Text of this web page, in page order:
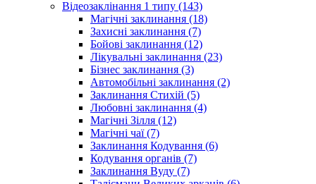
Відеозаклінання 1 типу (143)
Магічні заклинання (18)
Захисні заклинання (7)
Бойові заклинання (12)
Лікувальні заклинання (23)
Бізнес заклинання (3)
Автомобільні заклинання (2)
Заклинання Стихій (5)
Любовні заклинання (4)
Магічні Зілля (12)
Магічні чаї (7)
Заклинання Кодування (6)
Кодування органів (7)
Заклинання Вуду (7)